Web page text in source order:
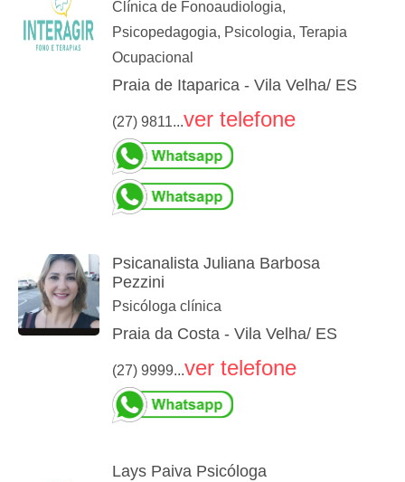
Clínica de Fonoaudiologia,
Psicopedagogia, Psicologia, Terapia
Ocupacional
Praia de Itaparica - Vila Velha/ ES
(27) 9811...ver telefone
Psicanalista Juliana Barbosa
Pezzini
Psicóloga clínica
Praia da Costa - Vila Velha/ ES
(27) 9999...ver telefone
Lays Paiva Psicóloga